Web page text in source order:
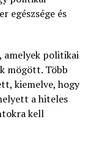
egészsége és
amelyek politikai
mögött. Több
kiemelve, hogy
a hiteles
kell